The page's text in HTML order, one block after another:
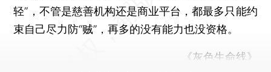
轻”，不管是慈善机构还是商业平台，都最多只能约
束自己尽力防“贼”，再多的没有能力也没资格。
《灰色生命线》